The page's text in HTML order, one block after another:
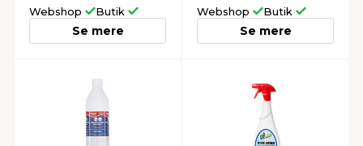
Webshop Butik
Se mere
Webshop Butik
Se mere